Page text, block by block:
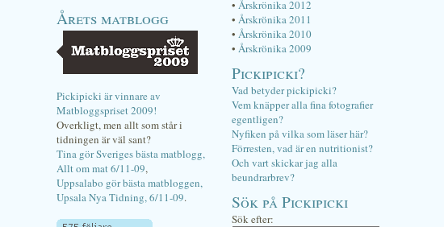
Årets matblogg
Pickipicki är vinnare av
Matbloggspriset 2009!
Overkligt, men allt som står i
tidningen är väl sant?
Tina gör Sveriges bästa matblogg,
Allt om mat 6/11-09,
Uppsalabo gör bästa matbloggen,
Upsala Nya Tidning, 6/11-09.
• Årskrönika 2012
• Årskrönika 2011
• Årskrönika 2010
• Årskrönika 2009
Pickipicki?
Vad betyder pickipicki?
Vem knäpper alla fina fotografier
egentligen?
Nyfiken på vilka som läser här?
Förresten, vad är en nutritionist?
Och vart skickar jag alla
beundrarbrev?
Sök på Pickipicki
Sök efter: